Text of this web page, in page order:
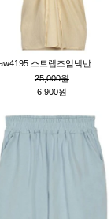
25,000원
6,900원